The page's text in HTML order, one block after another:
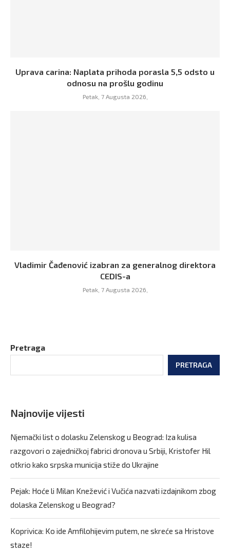
Uprava carina: Naplata prihoda porasla 5,5 odsto u
odnosu na prošlu godinu
Petak, 7 Augusta 2026,
Vladimir Čađenović izabran za generalnog direktora
CEDIS-a
Petak, 7 Augusta 2026,
Pretraga
PRETRAGA
Najnovije vijesti
Njemački list o dolasku Zelenskog u Beograd: Iza kulisa
razgovori o zajedničkoj fabrici dronova u Srbiji, Kristofer Hil
otkrio kako srpska municija stiže do Ukrajine
Pejak: Hoće li Milan Knežević i Vučića nazvati izdajnikom zbog
dolaska Zelenskog u Beograd?
Koprivica: Ko ide Amfilohijevim putem, ne skreće sa Hristove
staze!